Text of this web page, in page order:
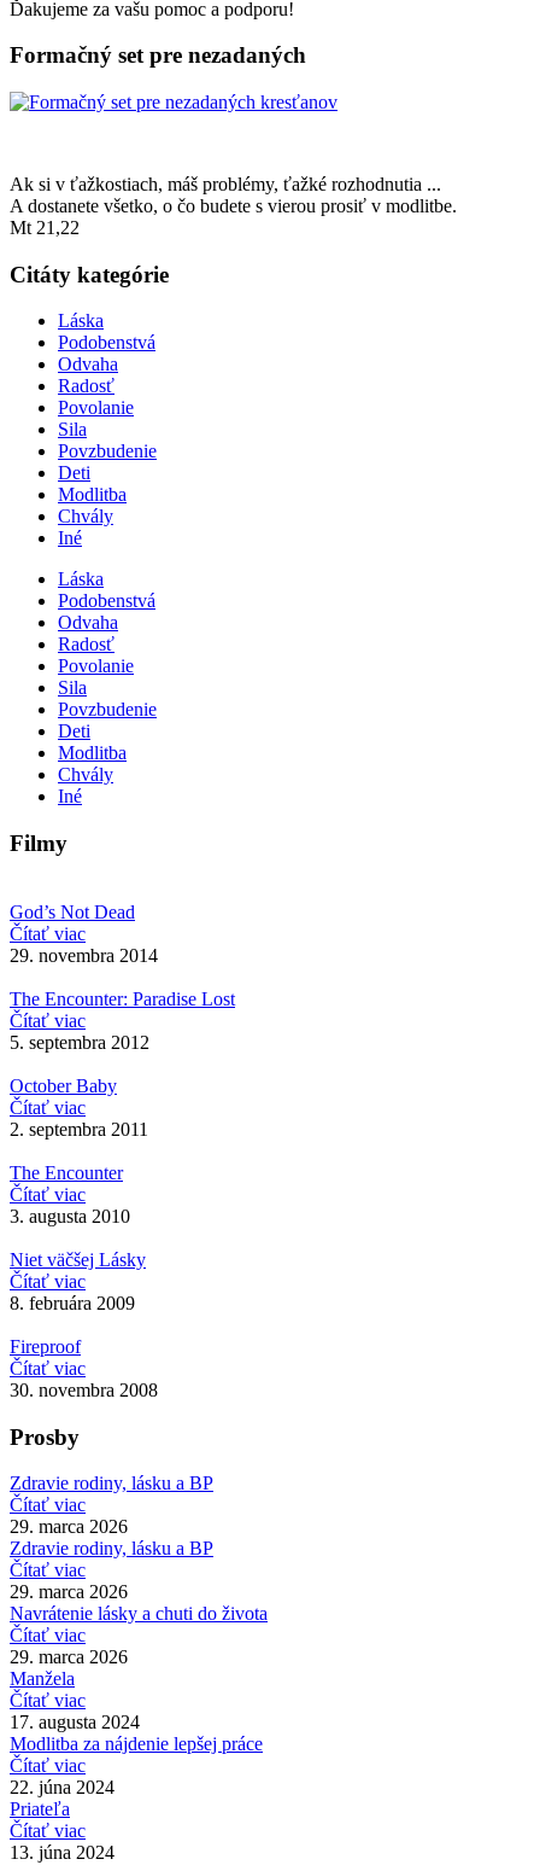
Ďakujeme za vašu pomoc a podporu!
Formačný set pre nezadaných
Ak si v ťažkostiach, máš problémy, ťažké rozhodnutia ...
A dostanete všetko, o čo budete s vierou prosiť v modlitbe.
Mt 21,22
Citáty kategórie
Láska
Podobenstvá
Odvaha
Radosť
Povolanie
Sila
Povzbudenie
Deti
Modlitba
Chvály
Iné
Láska
Podobenstvá
Odvaha
Radosť
Povolanie
Sila
Povzbudenie
Deti
Modlitba
Chvály
Iné
Filmy
God’s Not Dead
Čítať viac
29. novembra 2014
The Encounter: Paradise Lost
Čítať viac
5. septembra 2012
October Baby
Čítať viac
2. septembra 2011
The Encounter
Čítať viac
3. augusta 2010
Niet väčšej Lásky
Čítať viac
8. februára 2009
Fireproof
Čítať viac
30. novembra 2008
Prosby
Zdravie rodiny, lásku a BP
Čítať viac
29. marca 2026
Zdravie rodiny, lásku a BP
Čítať viac
29. marca 2026
Navrátenie lásky a chuti do života
Čítať viac
29. marca 2026
Manžela
Čítať viac
17. augusta 2024
Modlitba za nájdenie lepšej práce
Čítať viac
22. júna 2024
Priateľa
Čítať viac
13. júna 2024